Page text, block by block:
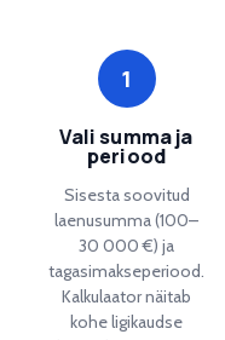
1
Vali summa ja
periood
Sisesta soovitud
laenusumma (100–
30 000 €) ja
tagasimakseperiood.
Kalkulaator näitab
kohe ligikaudse